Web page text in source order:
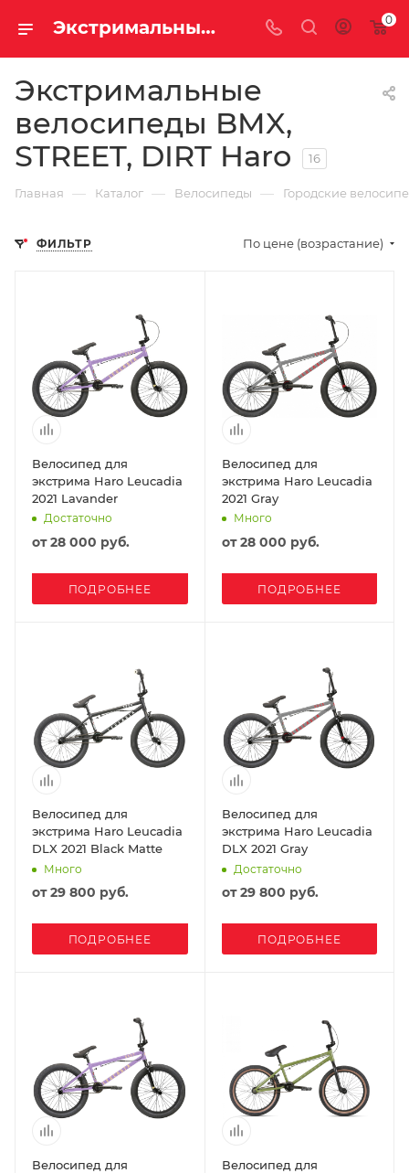
Экстримальные велосипеды BMX, STREET, DIRT Haro 0
Экстримальные
велосипеды BMX,
STREET, DIRT Haro
16
Главная — Каталог — Велосипеды — Городские
ФИЛЬТР По цене (возрастание)
Велосипед для
экстрима Haro Leucadia
2021 Lavander
Достаточно
от28 000 руб.
ПОДРОБНЕЕ
Велосипед для
экстрима Haro Leucadia
2021 Gray
Много
от28 000 руб.
ПОДРОБНЕЕ
Велосипед для
экстрима Haro Leucadia
DLX 2021 Black Matte
Много
от29 800 руб.
ПОДРОБНЕЕ
Велосипед для
экстрима Haro Leucadia
DLX 2021 Gray
Достаточно
от29 800 руб.
ПОДРОБНЕЕ
Велосипед для
Велосипед для